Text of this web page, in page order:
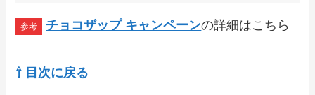
チョコザップ キャンペーンの詳細はこちら
⇧ 目次に戻る